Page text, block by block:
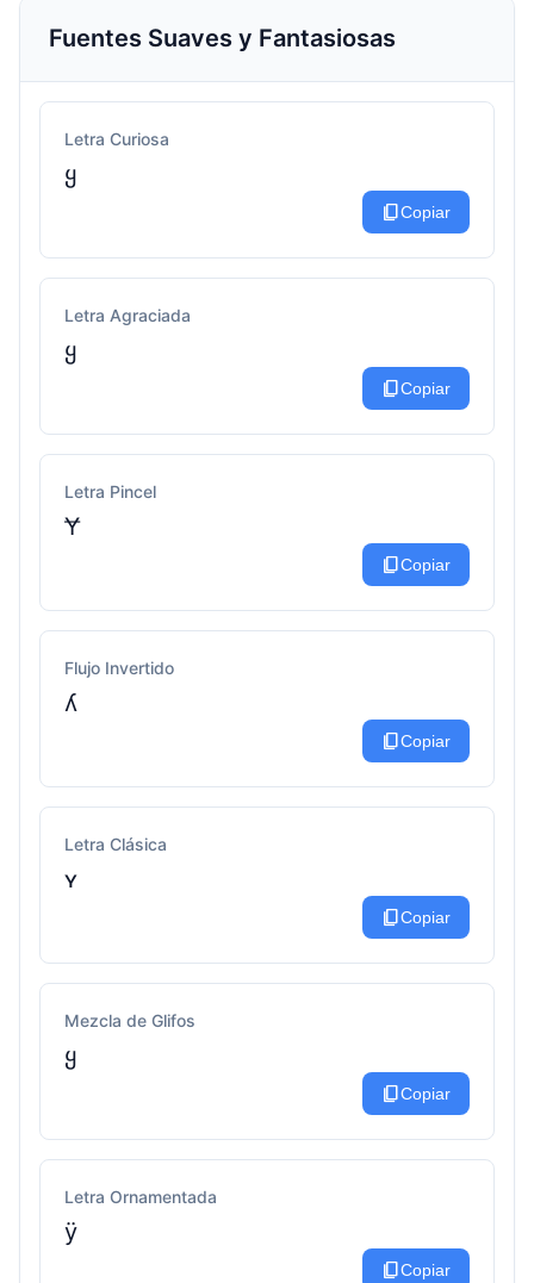
Fuentes Suaves y Fantasiosas
Letra Curiosa
ყ
content_copyCopiar
Letra Agraciada
ყ
content_copyCopiar
Letra Pincel
Ɏ
content_copyCopiar
Flujo Invertido
ʎ
content_copyCopiar
Letra Clásica
ʏ
content_copyCopiar
Mezcla de Glifos
ყ
content_copyCopiar
Letra Ornamentada
ÿ
content_copyCopiar